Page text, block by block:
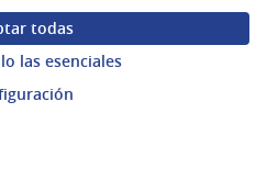
todas
las esenciales